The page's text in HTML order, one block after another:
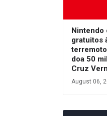
Nintendo
gratuitos
doa 50
Cruz
August 06,